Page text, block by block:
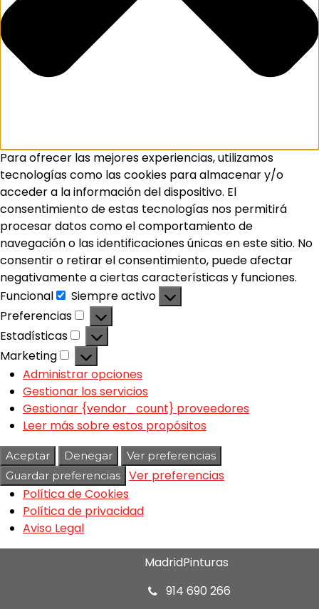
Para ofrecer las mejores experiencias, utilizamos
tecnologías como las cookies para almacenar y/o
acceder a la información del dispositivo. El
consentimiento de estas tecnologías nos permitirá
procesar datos como el comportamiento de
navegación o las identificaciones únicas en este sitio. No
consentir o retirar el consentimiento, puede afectar
negativamente a ciertas características y funciones.
Funcional
Siempre activo
Preferencias
Estadísticas
Marketing
Administrar opciones
Gestionar los servicios
Gestionar {vendor_count} proveedores
Leer más sobre estos propósitos
Aceptar Denegar
Ver preferencias
Guardar preferencias
Ver preferencias
Política de Cookies
Política de privacidad
Aviso Legal
MadridPinturas
914 690 266